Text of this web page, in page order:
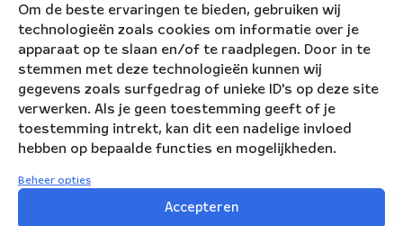
Om de beste ervaringen te bieden, gebruiken wij
technologieën zoals cookies om informatie over je
apparaat op te slaan en/of te raadplegen. Door in te
stemmen met deze technologieën kunnen wij
gegevens zoals surfgedrag of unieke ID's op deze site
verwerken. Als je geen toestemming geeft of je
toestemming intrekt, kan dit een nadelige invloed
hebben op bepaalde functies en mogelijkheden.
Beheer opties
Accepteren
Korte Leidsedwarsstraat 12